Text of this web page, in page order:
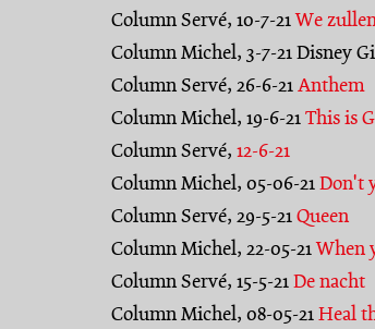
Column Servé, 10-7-21We
Column Michel, 3-7-21 Disney
Column Servé, 26-6-21 Anthem
Column Michel, 19-6-21 This is
Column Servé, 12-6-21
Column Michel, 05-06-21 Don't
Column Servé, 29-5-21 Queen
Column Michel, 22-05-21When
Column Servé, 15-5-21 De nacht
Column Michel, 08-05-21 Heal